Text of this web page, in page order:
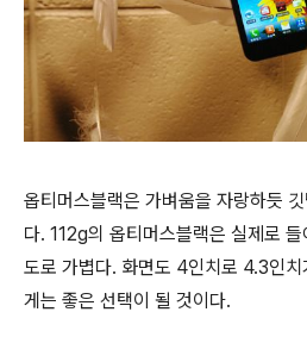
옵티머스블랙은 가벼움을 자랑하듯
다. 112g의 옵티머스블랙은 실제로
도로 가볍다. 화면도 4인치로 4.3인치
게는 좋은 선택이 될 것이다.